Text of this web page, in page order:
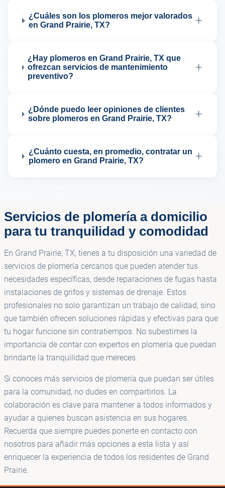
¿Cuáles son los plomeros mejor valorados
en Grand Prairie, TX?
+
¿Hay plomeros en Grand Prairie, TX que
ofrezcan servicios de mantenimiento
preventivo?
+
¿Dónde puedo leer opiniones de clientes
sobre plomeros en Grand Prairie, TX?
+
¿Cuánto cuesta, en promedio, contratar un
plomero en Grand Prairie, TX?
+
Servicios de plomería a domicilio
para tu tranquilidad y comodidad
En Grand Prairie, TX, tienes a tu disposición una variedad de
servicios de plomería cercanos que pueden atender tus
necesidades específicas, desde reparaciones de fugas hasta
instalaciones de grifos y sistemas de drenaje. Estos
profesionales no solo garantizan un trabajo de calidad, sino
que también ofrecen soluciones rápidas y efectivas para que
tu hogar funcione sin contratiempos. No subestimes la
importancia de contar con expertos en plomería que puedan
brindarte la tranquilidad que mereces.
Si conoces más servicios de plomería que puedan ser útiles
para la comunidad, no dudes en compartirlos. La
colaboración es clave para mantener a todos informados y
ayudar a quienes buscan asistencia en sus hogares.
Recuerda que siempre puedes ponerte en contacto con
nosotros para añadir más opciones a esta lista y así
enriquecer la experiencia de todos los residentes de Grand
Prairie.